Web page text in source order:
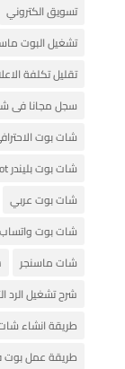
تسويق الكتروني
تشغيل البوت
تقليل تكلفة
سجل مجانا فى
شات بوت
شات بوت بليندر blender chat bot الذي طورته شركة فيسبوك facebook
شات بوت عربي
شات بوت واتساب
شات ماسنجر
شرح تشغيل الرد
طريقة انشاء
طريقة عمل بوت